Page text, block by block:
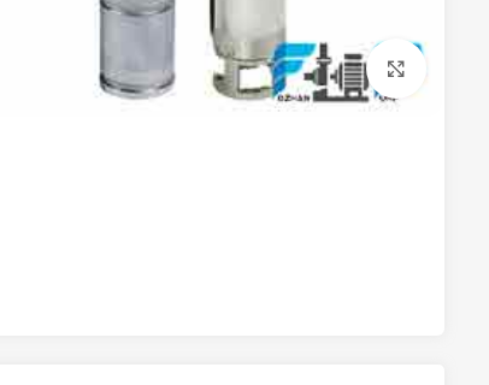
برای بزرگنمایی کلیک کنید